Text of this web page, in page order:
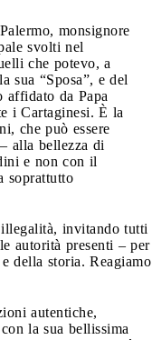
monsignore
svolti nel
che potevo, a
sua “Sposa”, e del
da Papa
i Cartaginesi. È la
che può essere
alla bellezza di
e non con il
soprattutto
invitando tutti
autorità presenti – per
della storia. Reagiamo
autentiche,
la sua bellissima